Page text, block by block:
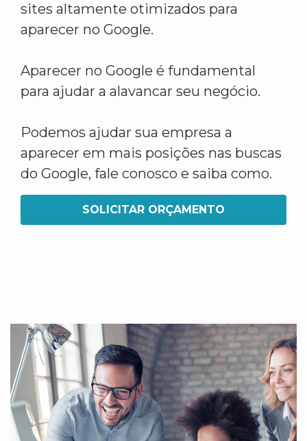
sites altamente otimizados para
aparecer no Google.
Aparecer no Google é fundamental
para ajudar a alavancar seu negócio.
Podemos ajudar sua empresa a
aparecer em mais posições nas buscas
do Google, fale conosco e saiba como.
SOLICITAR ORÇAMENTO